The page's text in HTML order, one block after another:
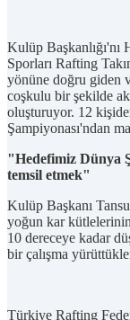
Kulüp Başkanlığı'nı
Sporları Rafting
yönüne doğru giden
coşkulu bir şekilde
oluşturuyor. 12
Şampiyonası'ndan
"Hedefimiz Dünya
temsil etmek"
Kulüp Başkanı
yoğun kar kütlelerinin
10 dereceye kadar
bir çalışma
Türkiye Rafting